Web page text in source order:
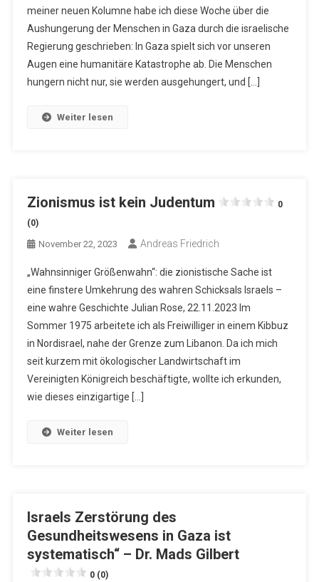
meiner neuen Kolumne habe ich diese Woche über die
Aushungerung der Menschen in Gaza durch die israelische
Regierung geschrieben: In Gaza spielt sich vor unseren
Augen eine humanitäre Katastrophe ab. Die Menschen
hungern nicht nur, sie werden ausgehungert, und […]
Weiter lesen
Zionismus ist kein Judentum
0
(0)
November 22, 2023 Andreas Friedrich
„Wahnsinniger Größenwahn“: die zionistische Sache ist
eine finstere Umkehrung des wahren Schicksals Israels –
eine wahre Geschichte Julian Rose, 22.11.2023 Im
Sommer 1975 arbeitete ich als Freiwilliger in einem Kibbuz
in Nordisrael, nahe der Grenze zum Libanon. Da ich mich
seit kurzem mit ökologischer Landwirtschaft im
Vereinigten Königreich beschäftigte, wollte ich erkunden,
wie dieses einzigartige […]
Weiter lesen
Israels Zerstörung des
Gesundheitswesens in Gaza ist
systematisch“ – Dr. Mads Gilbert
0 (0)